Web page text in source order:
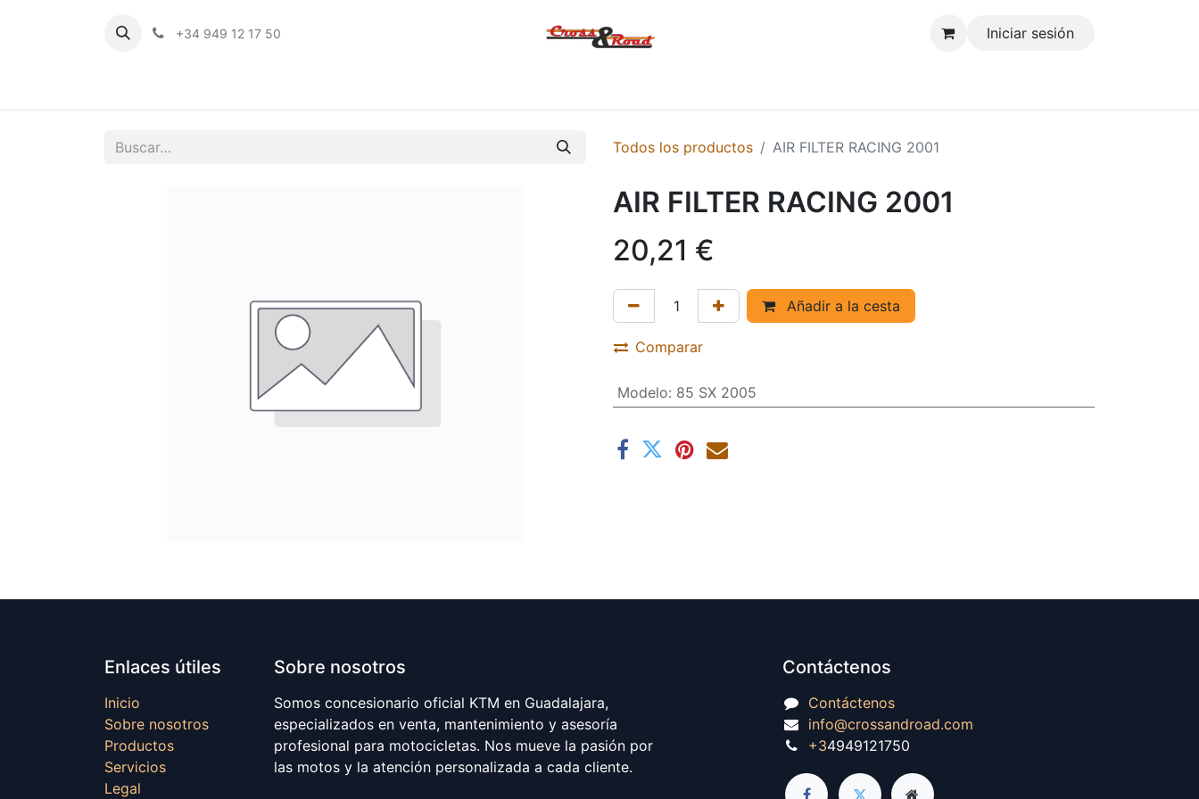
+34 949 12 17 50 Iniciar sesión
Todos los productos AIR FILTER RACING 2001
AIR FILTER RACING 2001
20,21 €
Añadir a la cesta
Comparar
Modelo: 85 SX 2005
Enlaces útiles
Inicio
Sobre nosotros
Productos
Servicios
Legal
Sobre nosotros
Somos concesionario oficial KTM en Guadalajara,
especializados en venta, mantenimiento y asesoría
profesional para motocicletas. Nos mueve la pasión por
las motos y la atención personalizada a cada cliente.
Contáctenos
Contáctenos
info@crossandroad.com
+34949121750